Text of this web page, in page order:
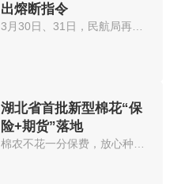
出熔断指令
3月30日、31日，民航局再发熔断...
湖北省首批新型棉花“保
险+期货”落地